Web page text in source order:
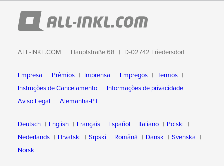
ALL-INKL.COM Hauptstraße 68 D-02742 Friedersdorf
Empresa Prêmios Imprensa Empregos
Termos
Instruções de Cancelamento
Informações de privacidade
Aviso Legal
Alemanha-PT
Deutsch English Français Español Italiano
Polski
Nederlands
Hrvatski Srpski Română Dansk
Svenska
Norsk